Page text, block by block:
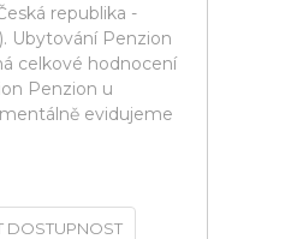
republika -
Ubytování Penzion
celkové hodnocení
Penzion u
evidujeme
DOSTUPNOST